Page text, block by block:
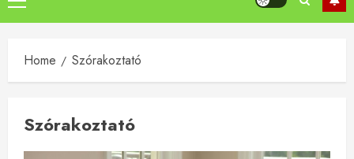
Menu
Home Szórakoztató
Szórakoztató